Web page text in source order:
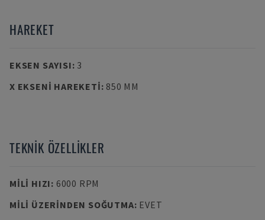
HAREKET
EKSEN SAYISI: 3
X EKSENI HAREKETI: 850 MM
TEKNIK ÖZELLIKLER
MILI HIZI: 6000 RPM
MILI ÜZERINDEN SOĞUTMA: EVET